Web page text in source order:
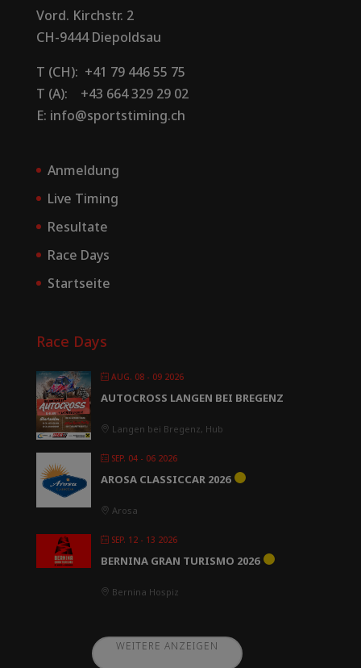
Vord. Kirchstr. 2
CH-9444 Diepoldsau
T (CH): +41 79 446 55 75
T (A): +43 664 329 29 02
E: info@sportstiming.ch
Anmeldung
Live Timing
Resultate
Race Days
Startseite
Race Days
AUG. 08 - 09 2026
AUTOCROSS LANGEN BEI BREGENZ
Langen bei Bregenz, Hub
SEP. 04 - 06 2026
AROSA CLASSICCAR 2026
Arosa
SEP. 12 - 13 2026
BERNINA GRAN TURISMO 2026
Bernina Hospiz
WEITERE ANZEIGEN